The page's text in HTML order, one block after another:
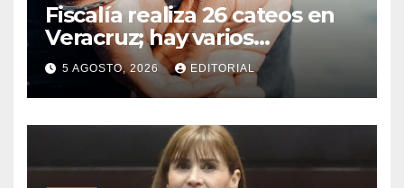
Fiscalía realiza 26 cateos en
Veracruz; hay varios
detenidos
5 AGOSTO, 2026 EDITORIAL